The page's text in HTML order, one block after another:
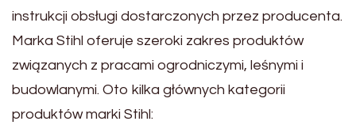
instrukcji obsługi dostarczonych przez producenta.
Marka Stihl oferuje szeroki zakres produktów
związanych z pracami ogrodniczymi, leśnymi i
budowlanymi. Oto kilka głównych kategorii
produktów marki Stihl: